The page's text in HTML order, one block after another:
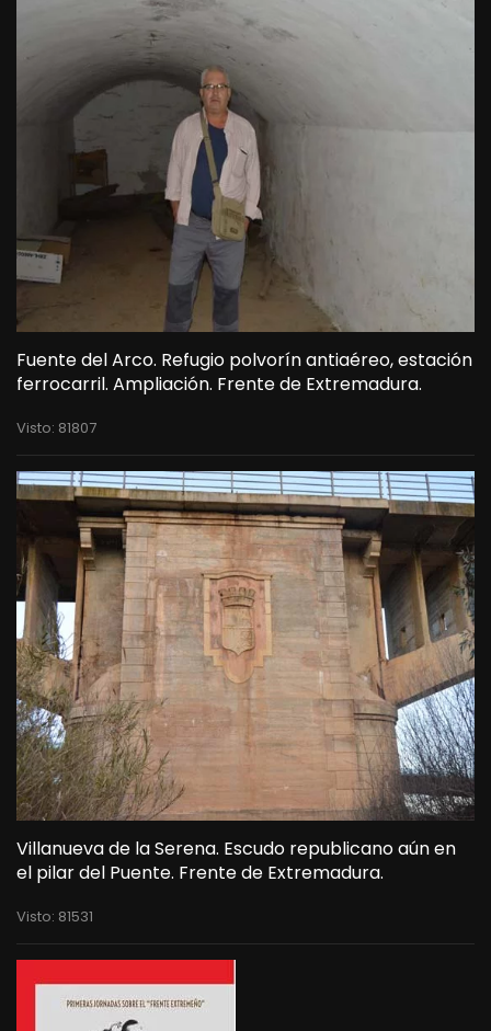
Fuente del Arco. Refugio polvorín antiaéreo, estación
ferrocarril. Ampliación. Frente de Extremadura.
Visto: 81807
Villanueva de la Serena. Escudo republicano aún en
el pilar del Puente. Frente de Extremadura.
Visto: 81531